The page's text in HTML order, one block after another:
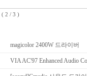
( 2 / 3 )
magicolor 2400W 드라이버
VIA AC'97 Enhanced Audio